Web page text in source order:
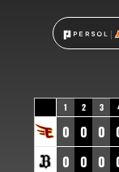
1 2 3
0 0 0
0 0 0